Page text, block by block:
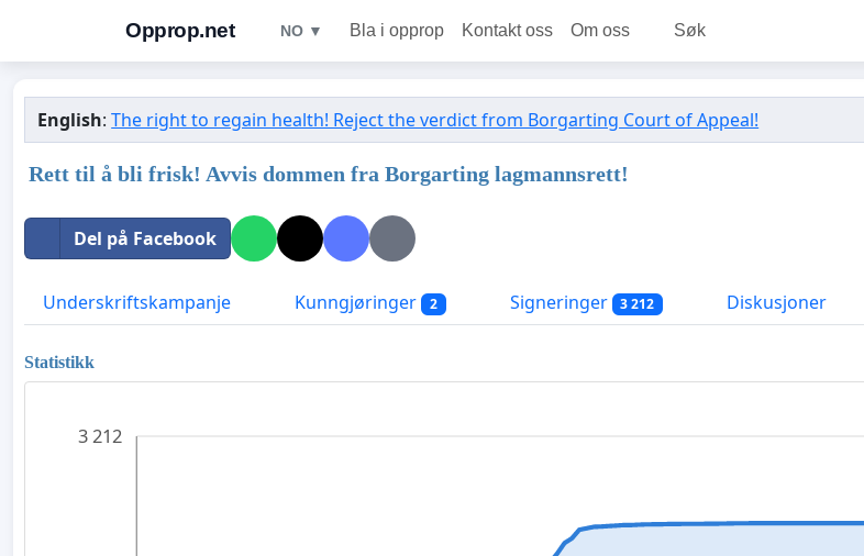
Opprop.net NO ▼ Bla i opprop Kontakt oss Om oss Søk
English:The right to regain health! Reject the verdict from Borgarting Court of Appeal!
Rett til å bli frisk! Avvis dommen fra Borgarting lagmannsrett!
Del på Facebook
Underskriftskampanje Kunngjøringer 2 Signeringer 3 212 Diskusjoner
Statistikk
3 212